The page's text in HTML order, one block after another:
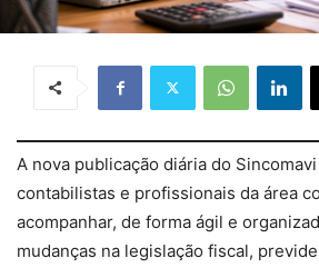
A nova publicação diária do
contabilistas e profissionais da área
acompanhar, de forma ágil e
mudanças na legislação fiscal,